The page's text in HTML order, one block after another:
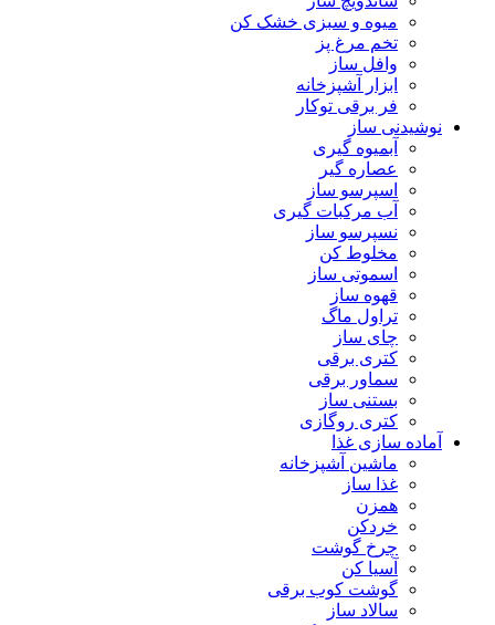
میوه و سبزی خشک کن
تخم مرغ پز
وافل ساز
ابزار آشپزخانه
فر برقی توکار
نوشیدنی ساز
آبمیوه گیری
عصاره گیر
اسپرسو ساز
آب مرکبات گیری
نسپرسو ساز
مخلوط کن
اسموتی ساز
قهوه ساز
تراول ماگ
چای ساز
کتری برقی
سماور برقی
بستنی ساز
کتری روگازی
آماده سازی غذا
ماشین آشپزخانه
غذا ساز
همزن
خردکن
چرخ گوشت
آسیا کن
گوشت کوب برقی
سالاد ساز